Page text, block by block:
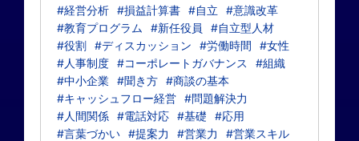
#経営分析 #損益計算書 #自立
#意識改革
#教育プログラム
#新任役員
#自立型人材
#役割 #ディスカッション #労働時間
#女性
#人事制度 #コーポレートガバナンス
#組織
#中小企業 #聞き方 #商談の基本
#キャッシュフロー経営 #問題解決力
#人間関係 #電話対応 #基礎
#応用
#言葉づかい #提案力 #営業力
#営業スキル